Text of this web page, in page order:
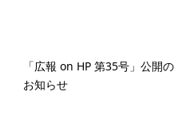
「広報 on HP 第35号」公開の
お知らせ